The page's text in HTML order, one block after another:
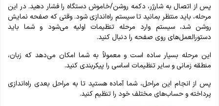
پس از اتصال به شارژر، دکمه روشن/خاموش دستگاه را فشار دهید. در این
مرحله، باید منتظر بمانید تا سیستم راه‌اندازی شود. وقتی که صفحه نمایش
روشن شد، سیستم وارد مرحله تنظیمات اولیه می‌شود و شما باید
دستورالعمل‌های روی صفحه را دنبال کنید.
این مرحله بسیار ساده است و معمولاً به شما امکان می‌دهد که زبان،
منطقه زمانی و سایر تنظیمات اساسی را پیکربندی کنید.
پس از انجام این مراحل، شما آماده هستید تا به مراحل بعدی راه‌اندازی
پرداخته و حساب‌های مختلف خود را تنظیم کنید.